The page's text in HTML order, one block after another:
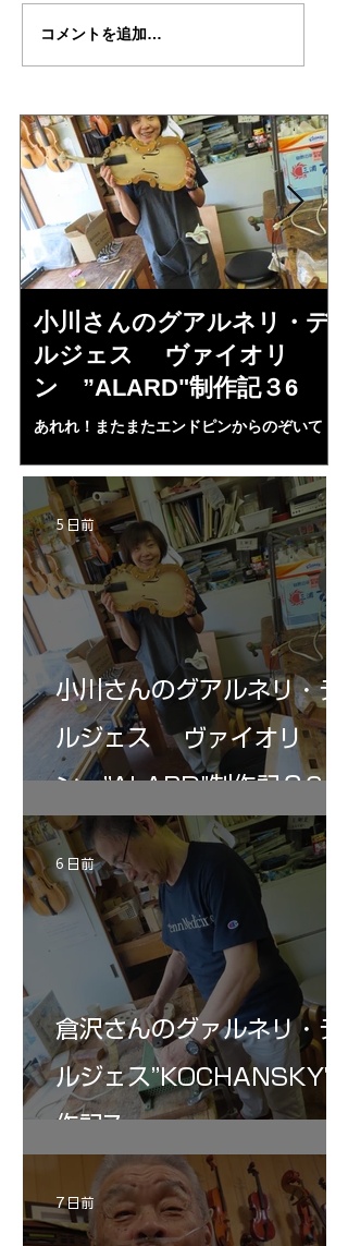
古川氏の”ＤＥ・ＭＵＮ
コメントを追加…
小川さんのグアルネリ・デ
ルジェス ヴァイオリ
ン ”ALARD"制作記３6
あれれ！またまたエンドピンからのぞいて
ペーパー１００゜で徹底して削る。やっと光
が消えた。にかわで再度閉じる。消えた――
の小川さんの笑顔が満開となる・・。いよい
よ来週からニス塗りか？
小川さんのグアルネリ・デ
ルジェス ヴァイオリ
ン ”ALARD"制作記３6
5 日前
倉沢さんのグァルネリ・デ
ルジェス”KOCHANSKY"制
作記7
6 日前
7 日前